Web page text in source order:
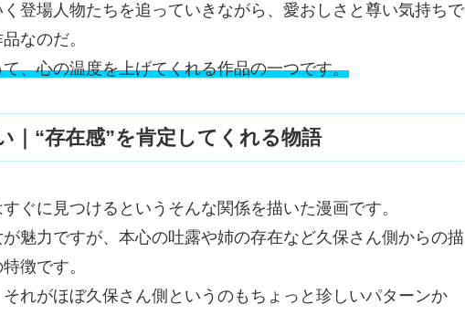
登場人物たちを追っていきながら、愛おしさと尊い気持ちで
なのだ。
、心の温度を上げてくれる作品の一つです。
｜“存在感”を肯定してくれる物語
ぐに見つけるというそんな関係を描いた漫画です。
魅力ですが、本心の吐露や姉の存在など久保さん側からの描
徴です。
れがほぼ久保さん側というのもちょっと珍しいパターンか